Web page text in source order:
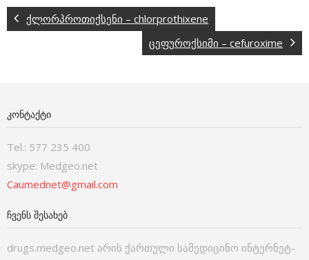
ქლორპროთიქსენი – chlorprothixene
ცეფუროქსიმი – cefuroxime
ᲙᲝᲜᲢᲐᲥᲢᲘ
Tel.: 577 235 400
skype: Medgeo.net
Caumednet@gmail.com
ᲩᲕᲔᲜᲡ ᲨᲔᲡᲐᲮᲔᲑ
drugs.medgeo.net არის ქართული სამედიცინო ინტერნეტ-